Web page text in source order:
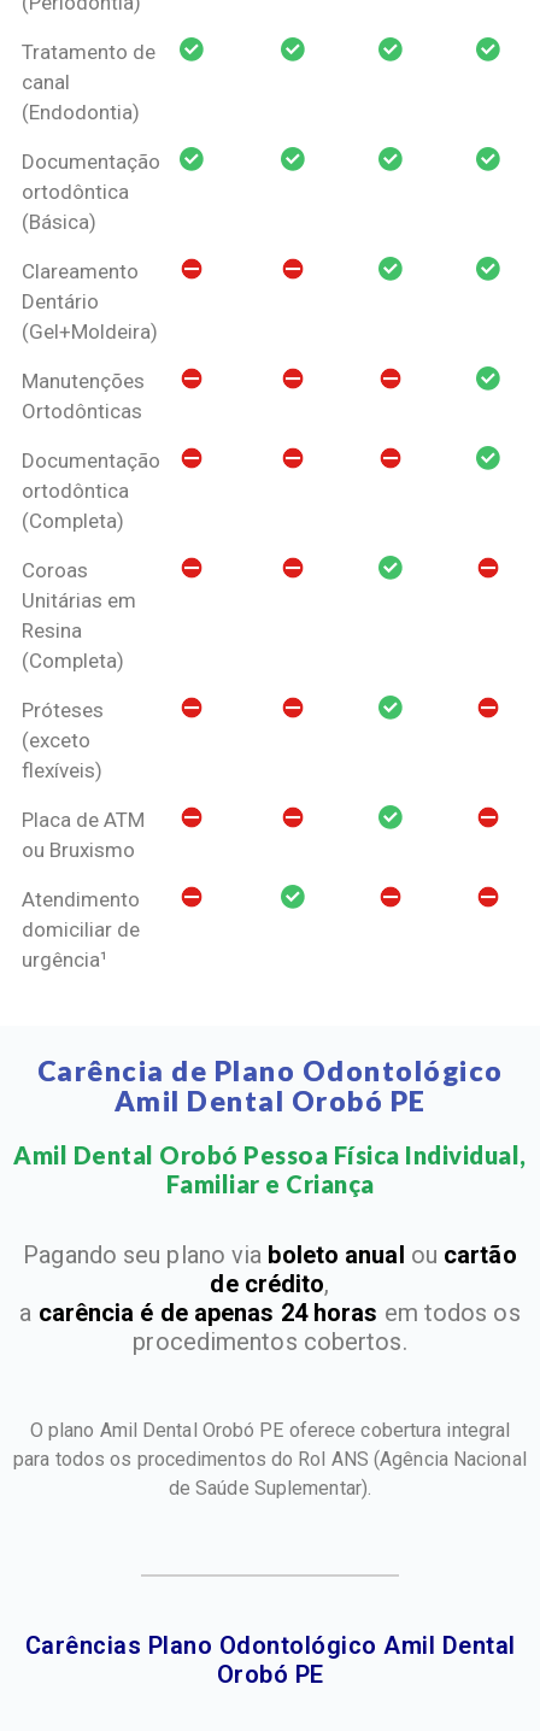
Tratamento de
canal
(Endodontia)
Documentação
ortodôntica
(Básica)
Clareamento
Dentário
(Gel+Moldeira)
Manutenções
Ortodônticas
Documentação
ortodôntica
(Completa)
Coroas
Unitárias em
Resina
(Completa)
Próteses
(exceto
flexíveis)
Placa de ATM
ou Bruxismo
Atendimento
domiciliar de
urgência¹
Carência de Plano Odontológico
Amil Dental Orobó PE
Amil Dental Orobó Pessoa Física Individual,
Familiar e Criança​
Pagando seu plano via boleto anual ou cartão
de crédito,
a carência é de apenas 24 horas em todos os
procedimentos cobertos.
O plano Amil Dental Orobó PE oferece cobertura integral
para todos os procedimentos do Rol ANS(Agência Nacional
de Saúde Suplementar).
Carências Plano Odontológico Amil Dental
Orobó PE​